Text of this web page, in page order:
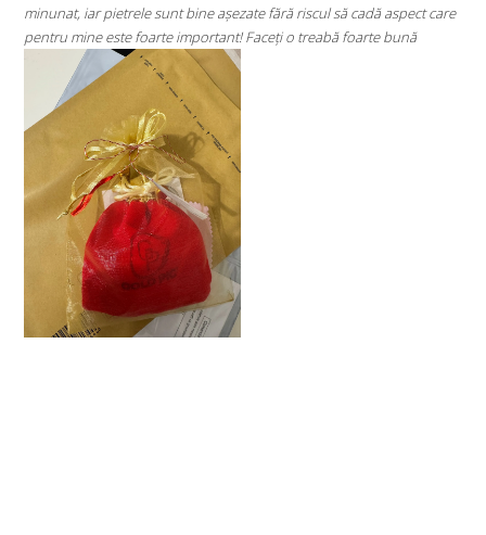
așezate fără riscul să cadă aspect care
Faceți o treabă foarte bună
Super mulțumită!! Sunt